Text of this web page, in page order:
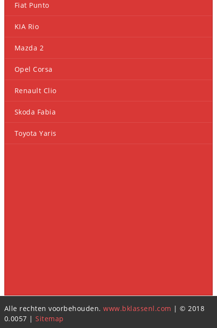
Fiat Punto
KIA Rio
Mazda 2
Opel Corsa
Renault Clio
Skoda Fabia
Toyota Yaris
Alle rechten voorbehouden.www.bklassenl.com | © 2018
0.0057 |Sitemap